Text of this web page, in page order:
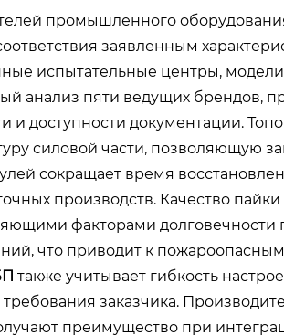
промышленного
заявленным
испытательные центры,
анализ пяти ведущих брендов,
и доступности документации.
силовой части, позволяющую
сокращает время
производств. Качество
факторами
что приводит к
также учитывает гибкость
заказчика.
преимущество при